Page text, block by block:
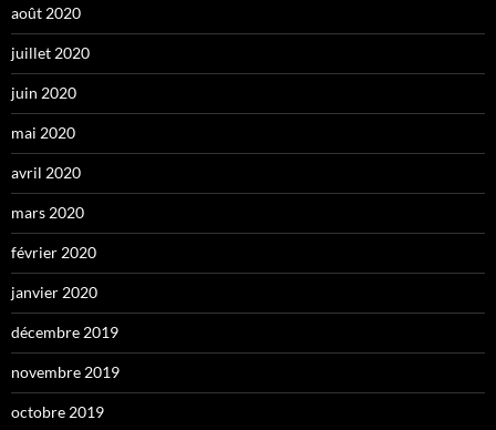
août 2020
juillet 2020
juin 2020
mai 2020
avril 2020
mars 2020
février 2020
janvier 2020
décembre 2019
novembre 2019
octobre 2019